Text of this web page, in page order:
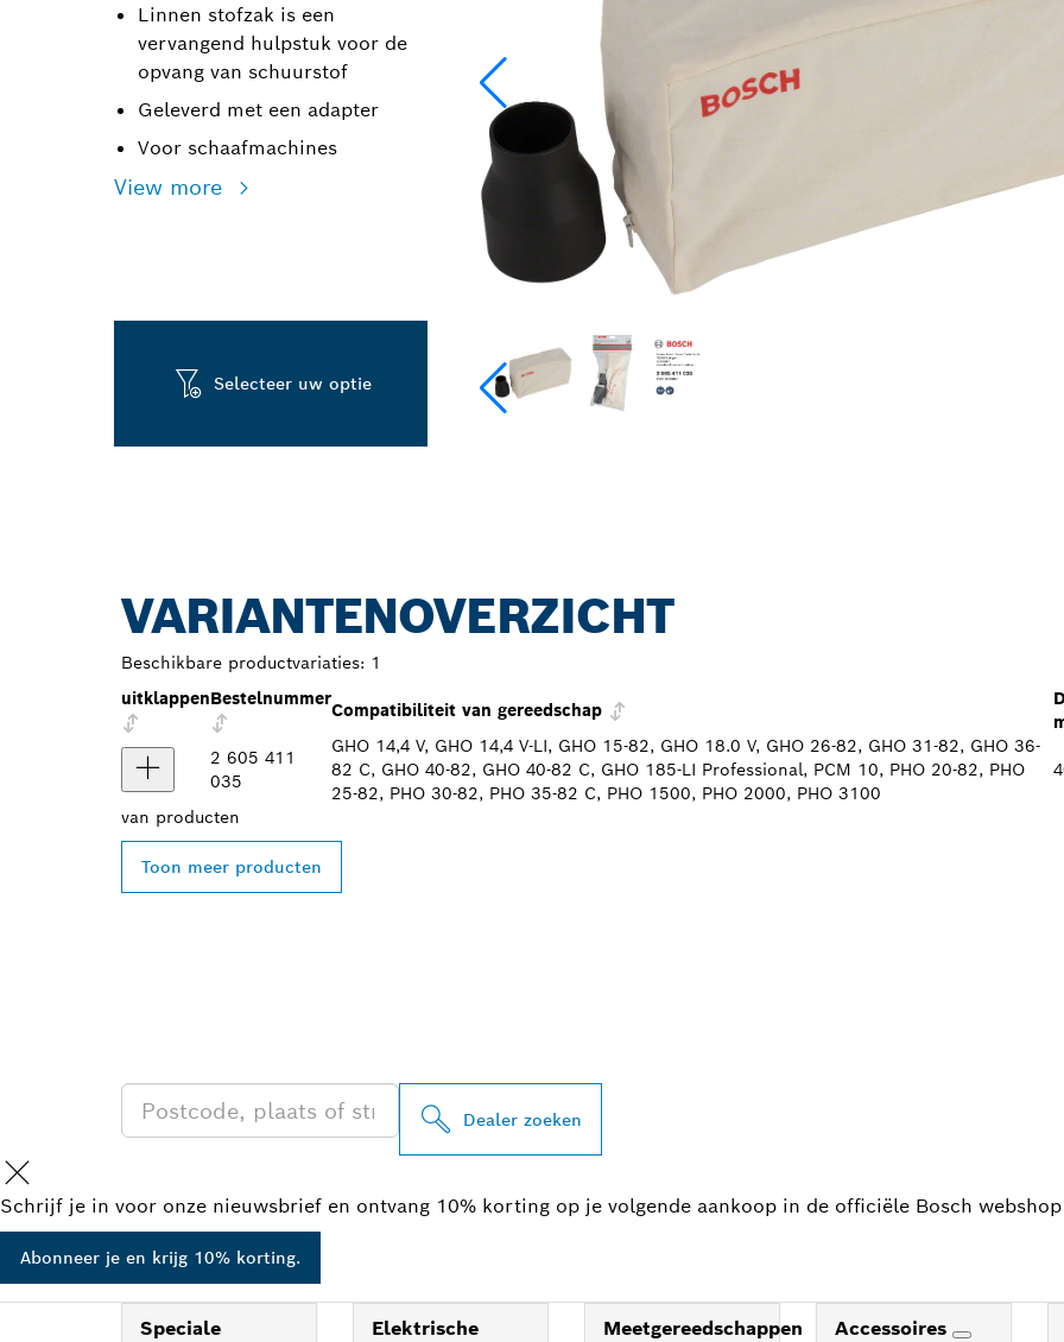
Linnen stofzak is een
vervangend hulpstuk voor de
opvang van schuurstof
Geleverd met een adapter
Voor schaafmachines
View more
Selecteer uw optie
VARIANTENOVERZICHT
Beschikbare productvariaties: 1
uitklappenBestelnummer
Compatibiliteit van gereedschap
2 605 411
035
GHO 14,4 V, GHO 14,4 V-LI, GHO 15-82, GHO 18.0 V, GHO 26-82, GHO 31-82, GHO 36-
82 C, GHO 40-82, GHO 40-82 C, GHO 185-LI Professional, PCM 10, PHO 20-82, PHO
25-82, PHO 30-82, PHO 35-82 C, PHO 1500, PHO 2000, PHO 3100
van producten
Toon meer producten
Dealer zoeken
Schrijf je in voor onze nieuwsbrief en ontvang 10% korting op je volgende aankoop in de officiële Bosch
Abonneer je en krijg 10% korting.
Speciale Elektrische Meetgereedschappen Accessoires